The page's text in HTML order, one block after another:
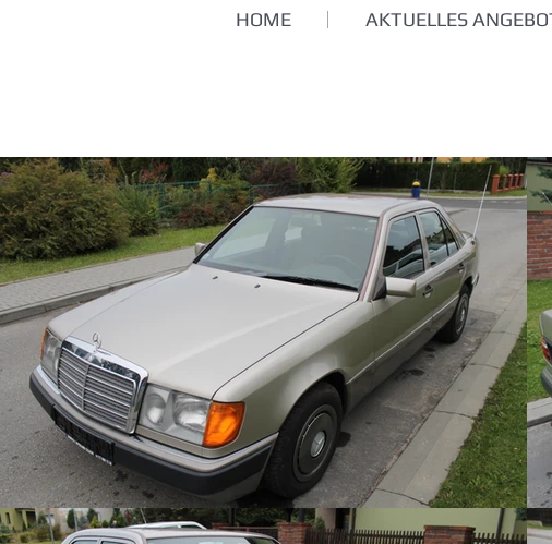
HOME AKTUELLES